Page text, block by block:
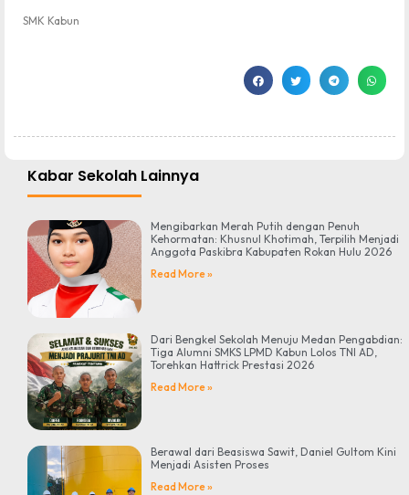
SMK Kabun
Kabar Sekolah Lainnya
Mengibarkan Merah Putih dengan Penuh
Kehormatan: Khusnul Khotimah, Terpilih Menjadi
Anggota Paskibra Kabupaten Rokan Hulu 2026
Read More »
Dari Bengkel Sekolah Menuju Medan Pengabdian:
Tiga Alumni SMKS LPMD Kabun Lolos TNI AD,
Torehkan Hattrick Prestasi 2026
Read More »
Berawal dari Beasiswa Sawit, Daniel Gultom Kini
Menjadi Asisten Proses
Read More »